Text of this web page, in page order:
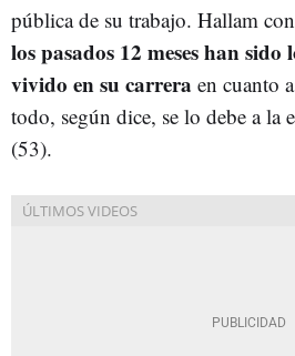
pública de su trabajo. Hallam
los pasados 12 meses han sido
vivido en su carrera en cuanto
todo, según dice, se lo debe a la
(53).